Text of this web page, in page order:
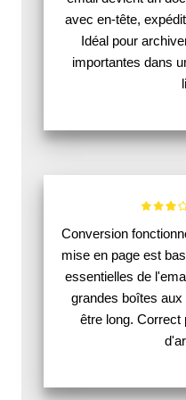
avec en-tête,
Idéal pour
importantes dans
Conversion
mise en page est
essentielles de
grandes boîtes
être long. Correct